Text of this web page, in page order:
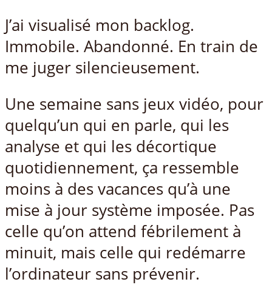
J’ai visualisé mon backlog.
Immobile. Abandonné. En train de
me juger silencieusement.
Une semaine sans jeux vidéo, pour
quelqu’un qui en parle, qui les
analyse et qui les décortique
quotidiennement, ça ressemble
moins à des vacances qu’à une
mise à jour système imposée. Pas
celle qu’on attend fébrilement à
minuit, mais celle qui redémarre
l’ordinateur sans prévenir.